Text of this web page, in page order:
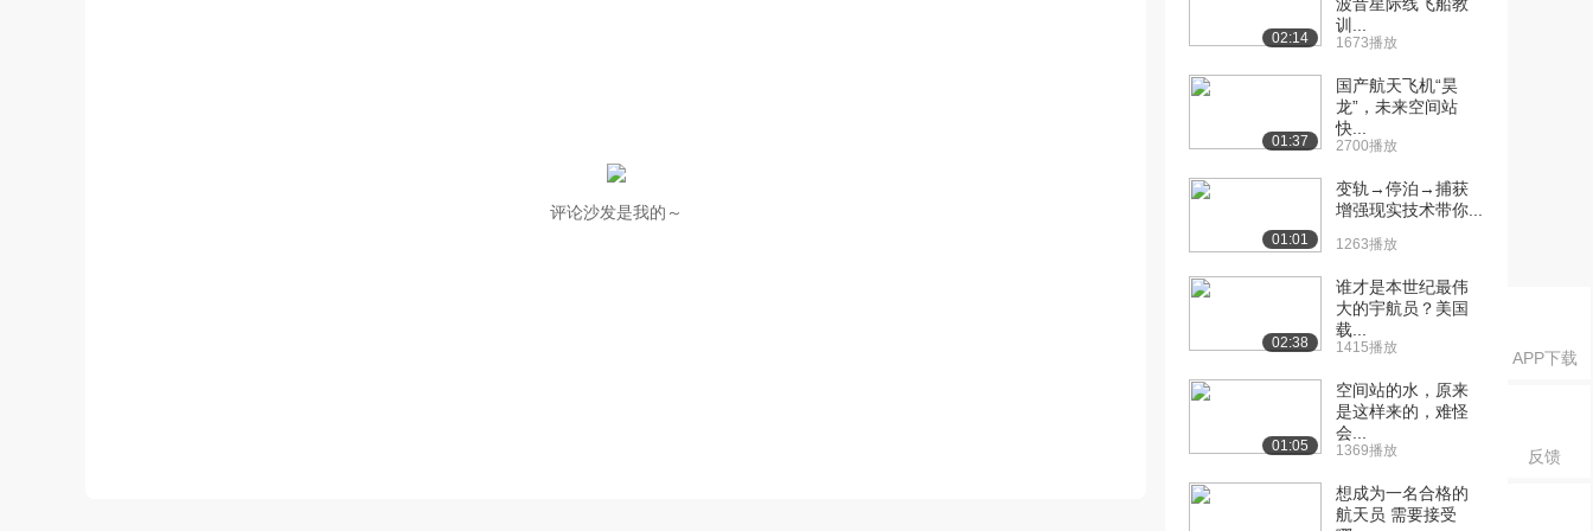
APP下载
反馈
评论沙发是我的～
02:14
训...
1673播放
01:37
国产航天飞机“昊
龙”，未来空间站
快...
2700播放
01:01
变轨→停泊→捕获
增强现实技术带你...
1263播放
02:38
谁才是本世纪最伟
大的宇航员？美国
载...
1415播放
01:05
空间站的水，原来
是这样来的，难怪
会...
1369播放
想成为一名合格的
航天员 需要接受